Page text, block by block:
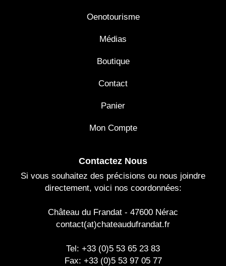
Oenotourisme
Médias
Boutique
Contact
Panier
Mon Compte
Contactez Nous
Si vous souhaitez des précisions ou nous joindre
directement, voici nos coordonnées:
Château du Frandat - 47600 Nérac
contact(at)chateaudufrandat.fr
Tel: +33 (0)5 53 65 23 83
Fax: +33 (0)5 53 97 05 77